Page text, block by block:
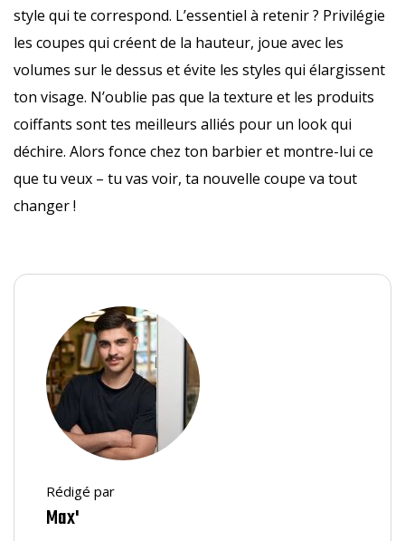
style qui te correspond. L’essentiel à retenir ? Privilégie
les coupes qui créent de la hauteur, joue avec les
volumes sur le dessus et évite les styles qui élargissent
ton visage. N’oublie pas que la texture et les produits
coiffants sont tes meilleurs alliés pour un look qui
déchire. Alors fonce chez ton barbier et montre-lui ce
que tu veux – tu vas voir, ta nouvelle coupe va tout
changer !
Rédigé par
Max'